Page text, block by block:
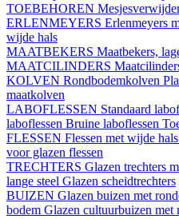
TOEBEHOREN
ERLENMEYERS Erlenmeyers
wijde hals
MAATBEKERS Maatbekers,
MAATCILINDERS
KOLVEN Rondbodemkolven
maatkolven
LABOFLESSEN Standaard
laboflessen Bruine laboflessen
FLESSEN Flessen met wijde hals
voor glazen flessen
TRECHTERS Glazen trechters
lange steel Glazen scheidtrechters
BUIZEN Glazen buizen met
bodem Glazen cultuurbuizen met